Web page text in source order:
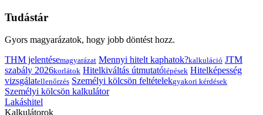
Tudástár
Gyors magyarázatok, hogy jobb döntést hozz.
THM jelentésemagyarázat Mennyi hitelt kaphatok?kalkuláció JTM
szabály 2026korlátok Hitelkiváltás útmutatólépések Hitelképesség
vizsgálatellenőrzés Személyi kölcsön feltételekgyakori kérdések
Személyi kölcsön kalkulátor
Lakáshitel
Kalkulátorok